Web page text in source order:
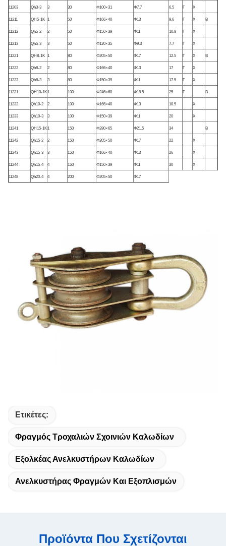
11203 Qh3-3 3 30 Φ100×31 Φ7.7 6.5 Γ Χ
11211 QH5-1K 1 50 Φ166×40 Φ13 9.6 Γ Χ Β
11212 Qh5-2 2 50 Φ150×39 Φ11 10.8 Γ Χ
11213 Qh5-3 3 50 Φ120×35 Φ9.3 7.7 Γ Χ
11221 QH8-1K 1 80 Φ205×50 Φ17 12.5 Γ Χ Β
11222 Qh8-2 2 80 Φ166×40 Φ13 17 Γ Χ
11223 Qh8-3 3 80 Φ150×39 Φ11 17.5 Γ Χ
11231 QH10-1K1 100 Φ246×60 Φ18.5 25 Γ Β
11232 Qh10-2 2 100 Φ166×40 Φ13 18.5 Χ
11233 Qh10-3 3 100 Φ150×39 Φ11 20 Χ
11241 QH15-1K1 150 Φ280×65 Φ21.5 34 Β
11242 Qh15-2 2 150 Φ205×50 Φ17 22 Χ
11243 Qh15-3 3 150 Φ166×40 Φ13 26 Χ
11244 Qh15-4 4 150 Φ150×39 Φ11 30 Χ
11248 Qh20-4 4 200 Φ205×50 Φ17
Ετικέτες:
Φραγμός Τροχαλιών Σχοινιών Καλωδίων
Εξολκέας Ανελκυστήρων Καλωδίων
Ανελκυστήρας Φραγμών Και Εξοπλισμών
Προϊόντα Που Σχετίζονται